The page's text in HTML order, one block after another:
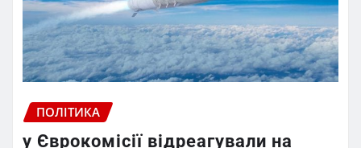
ПОЛІТИКА
у Єврокомісії відреагували на